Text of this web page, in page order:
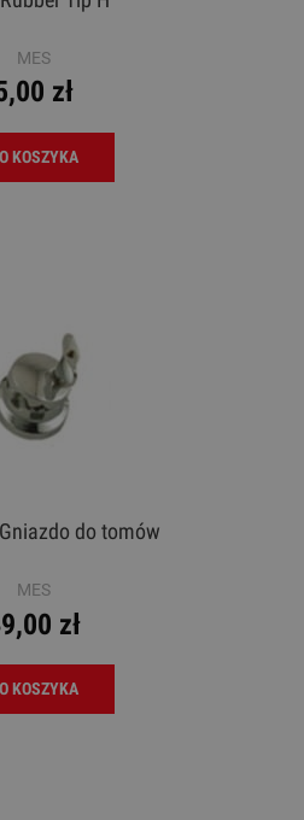
MES
zł
KOSZYKA
do tomów
MES
zł
KOSZYKA